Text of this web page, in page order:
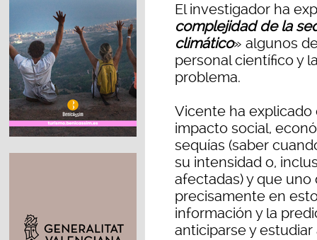
El investigador ha
complejidad de la
climático» algunos
personal científico y
problema.
Vicente ha
impacto social,
sequías (saber
su intensidad o,
afectadas) y que
precisamente en
información y la
anticiparse y